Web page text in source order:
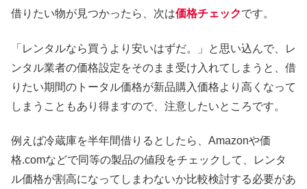
借りたい物が見つかったら、次は価格チェックです。
「レンタルなら買うより安いはずだ。」と思い込んで、レ
ンタル業者の価格設定をそのまま受け入れてしまうと、借
りたい期間のトータル価格が新品購入価格より高くなって
しまうこともあり得ますので、注意したいところです。
例えば冷蔵庫を半年間借りるとしたら、Amazonや価
格.comなどで同等の製品の値段をチェックして、レンタ
ル価格が割高になってしまわないか比較検討する必要があ